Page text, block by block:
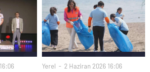
Yerel 2 Haziran 2026 16:06